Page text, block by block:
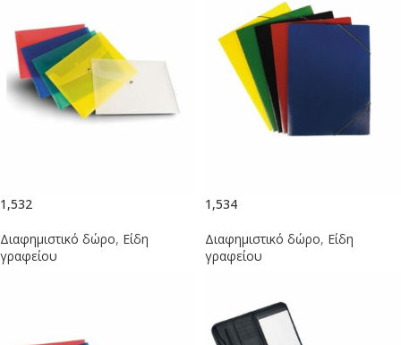
1,532
Διαφημιστικό δώρο, Είδη
γραφείου
1,534
Διαφημιστικό δώρο, Είδη
γραφείου